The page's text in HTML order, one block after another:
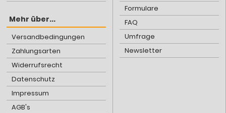
Mehr über...
Versandbedingungen
Zahlungsarten
Widerrufsrecht
Datenschutz
Impressum
AGB's
Formulare
FAQ
Umfrage
Newsletter